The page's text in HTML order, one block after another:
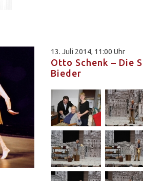
13. Juli 2014, 11:00 Uhr
Otto Schenk – Die
Bieder